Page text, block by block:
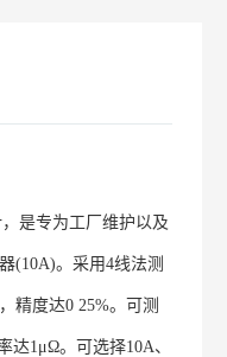
是专为工厂维护以及
(10A)。采用4线法测
精度达0 25%。可测
达1μΩ。可选择10A、